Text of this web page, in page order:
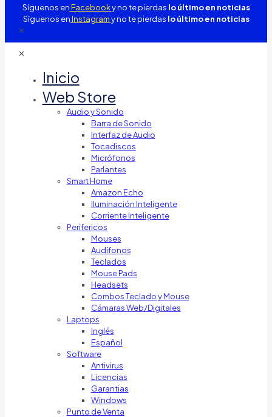
Síguenos enFacebooky no te pierdas lo último en noticias
Síguenos enInstagramy no te pierdas lo último en noticias
✕
✕
Inicio
Web Store
Audio y Sonido
Barra de Sonido
Interfaz de Audio
Tocadiscos
Micrófonos
Parlantes
Smart Home
Amazon Echo
Iluminación Inteligente
Corriente Inteligente
Perifericos
Mouses
Audífonos
Teclados
Mouse Pads
Headsets
Combos Teclado y Mouse
Cámaras Web/Digitales
Laptops
Inglés
Español
Software
Antivirus
Licencias
Garantias
Windows
Punto de Venta